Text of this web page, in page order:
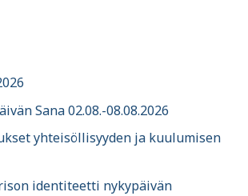
Sana 02.08.-08.08.2026
yhteisöllisyyden ja kuulumisen
identiteetti nykypäivän